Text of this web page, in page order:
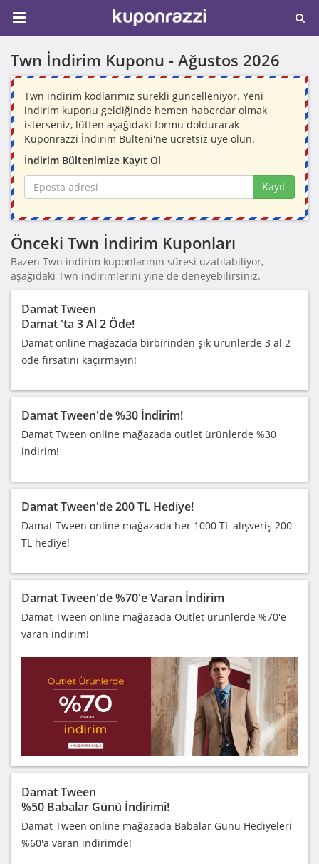
Twn İndirim Kuponu - Ağustos 2026
Twn indirim kodlarımız sürekli güncelleniyor. Yeni
indirim kuponu geldiğinde hemen haberdar olmak
isterseniz, lütfen aşağıdaki formu doldurarak
Kuponrazzi İndirim Bülteni'ne ücretsiz üye olun.
İndirim Bültenimize Kayıt Ol
Kayıt
Önceki Twn İndirim Kuponları
Bazen Twn indirim kuponlarının süresi uzatılabiliyor,
aşağıdaki Twn indirimlerini yine de deneyebilirsiniz.
Damat Tween
Damat 'ta 3 Al 2 Öde!
Damat online mağazada birbirinden şık ürünlerde 3 al 2
öde fırsatını kaçırmayın!
Damat Tween'de %30 İndirim!
Damat Tween online mağazada outlet ürünlerde %30
indirim!
Damat Tween'de 200 TL Hediye!
Damat Tween online mağazada her 1000 TL alışveriş 200
TL hediye!
Damat Tween'de %70'e Varan İndirim
Damat Tween online mağazada Outlet ürünlerde %70'e
varan indirim!
Damat Tween
%50 Babalar Günü İndirimi!
Damat Tween online mağazada Babalar Günü Hediyeleri
%60'a varan indirimde!